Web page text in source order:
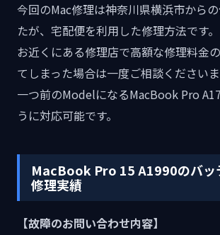
今回のMac修理は神奈川県横浜市から
たが、宅配便を利用した修理方法です。
お近くにある修理店で高額な修理料金
てしまった場合は一度ご相談くださいま
一つ前のModelになるMacBook Pro
うに対応可能です。
MacBook Pro 15 A1990のバッ
修理実績
【故障のお問い合わせ内容】